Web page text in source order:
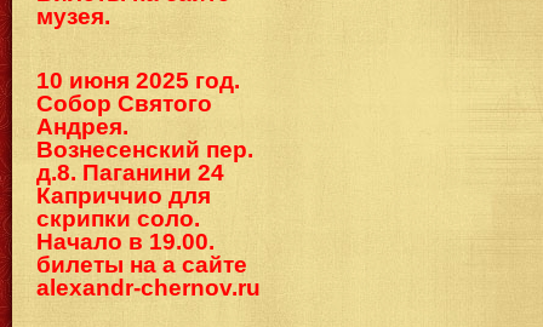
музея.
10 июня 2025 год.
Собор Святого
Андрея.
Вознесенский пер.
д.8. Паганини 24
Каприччио для
скрипки соло.
Начало в 19.00.
билеты на а сайте
alexandr-chernov.ru